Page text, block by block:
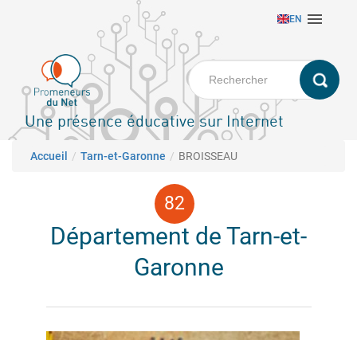
principal
EN 
Une présence éducative sur Internet
Fil d'Ariane
Accueil Tarn-et-Garonne BROISSEAU
Département de Tarn-et-
Garonne